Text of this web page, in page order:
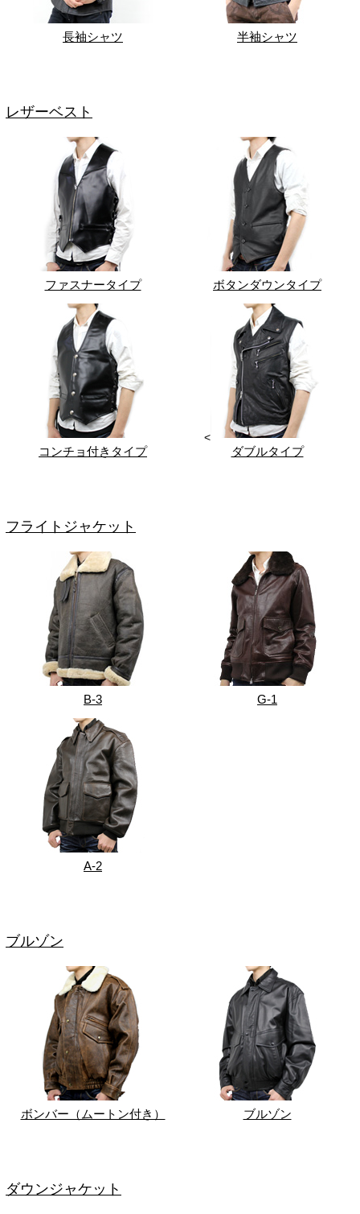
長袖シャツ 半袖シャツ
レザーベスト
ファスナータイプ ボタンダウンタイプ
コンチョ付きタイプ
<
ダブルタイプ
フライトジャケット
B-3 G-1
A-2
ブルゾン
ボンバー（ムートン付き） ブルゾン
ダウンジャケット